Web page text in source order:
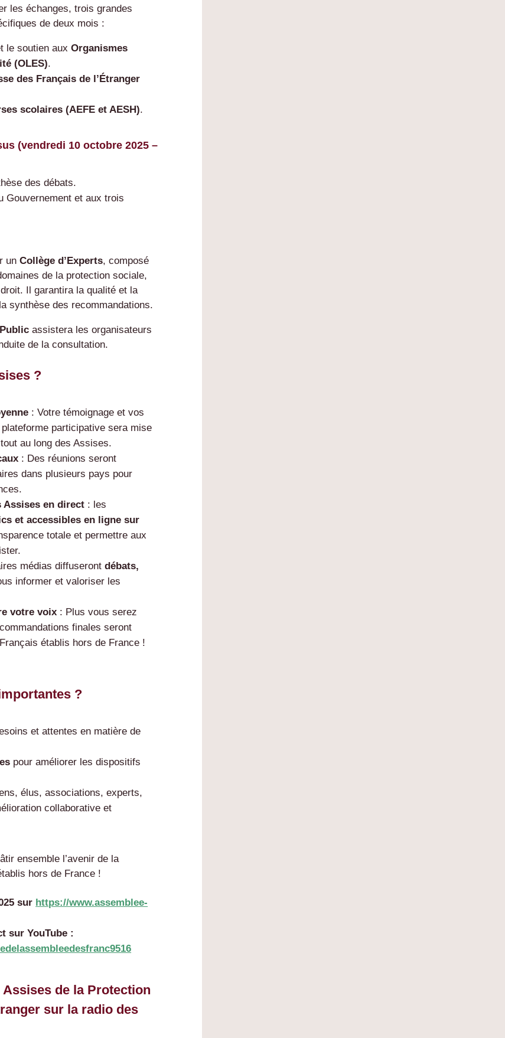
les échanges, trois grandes
de deux mois :
le soutien auxOrganismes
(OLES).
des Français de l’Étranger
scolaires (AEFE et AESH).
(vendredi 10 octobre 2025 –
des débats.
Gouvernement et aux trois
unCollège d’Experts, composé
de la protection sociale,
Il garantira la qualité et la
synthèse des recommandations.
Publicassistera les organisateurs
de la consultation.
?
: Votre témoignage et vos
participative sera mise
au long des Assises.
: Des réunions seront
dans plusieurs pays pour
Assises en direct : les
et accessibles en ligne sur
totale et permettre aux
médias diffuserontdébats,
informer et valoriser les
votre voix : Plus vous serez
finales seront
établis hors de France !
?
et attentes en matière de
pour améliorer les dispositifs
élus, associations, experts,
collaborative et
ensemble l’avenir de la
hors de France !
sur https://www.assemblee-
sur YouTube :
de la Protection
sur la radio des